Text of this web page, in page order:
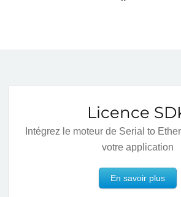
Licence
Intégrez le moteur de Serial to
votre application
En savoir plus